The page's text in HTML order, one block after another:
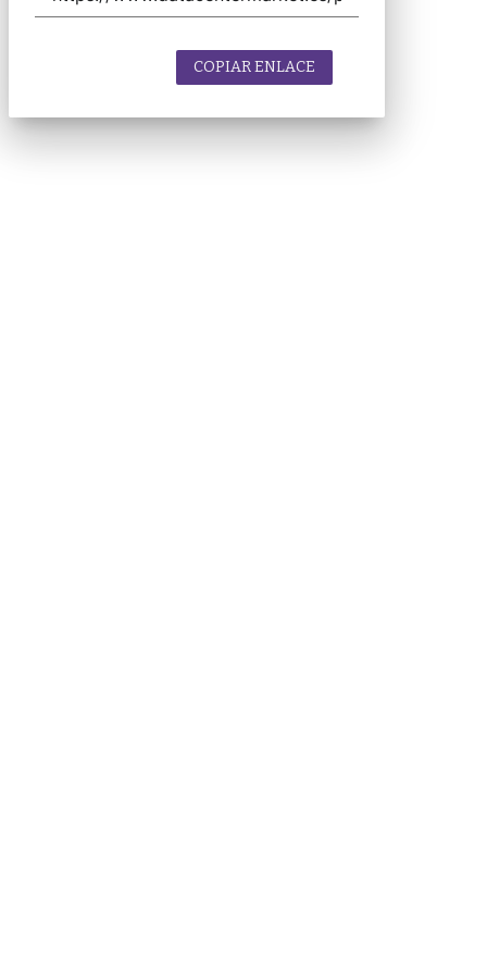
COPIAR ENLACE